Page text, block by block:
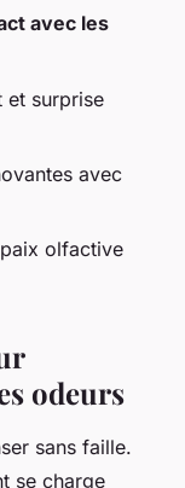
avec les
et surprise
avec
olfactive
odeurs
sans faille.
se charge